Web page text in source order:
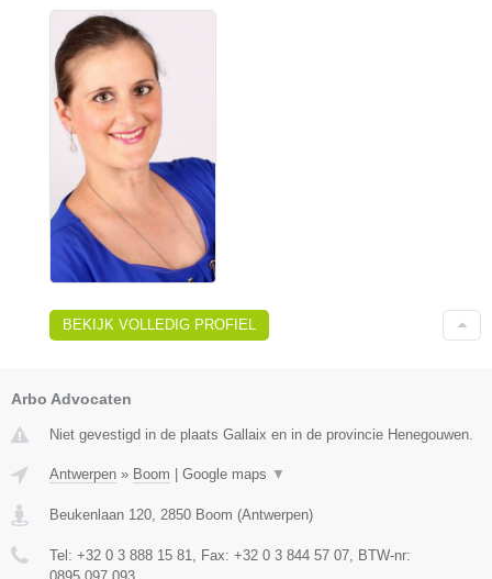
BEKIJK VOLLEDIG PROFIEL
Arbo Advocaten
Niet gevestigd in de plaats Gallaix en in de provincie Henegouwen.
Antwerpen » Boom | Google maps ▼
Beukenlaan 120 2850 Boom (Antwerpen)
Tel: +32 0 3 888 15 81 , Fax: +32 0 3 844 57 07 , BTW-nr: